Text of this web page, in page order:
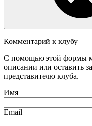
Комментарий к клубу
С помощью этой формы
описании или оставить
представителю клуба.
Имя
Email